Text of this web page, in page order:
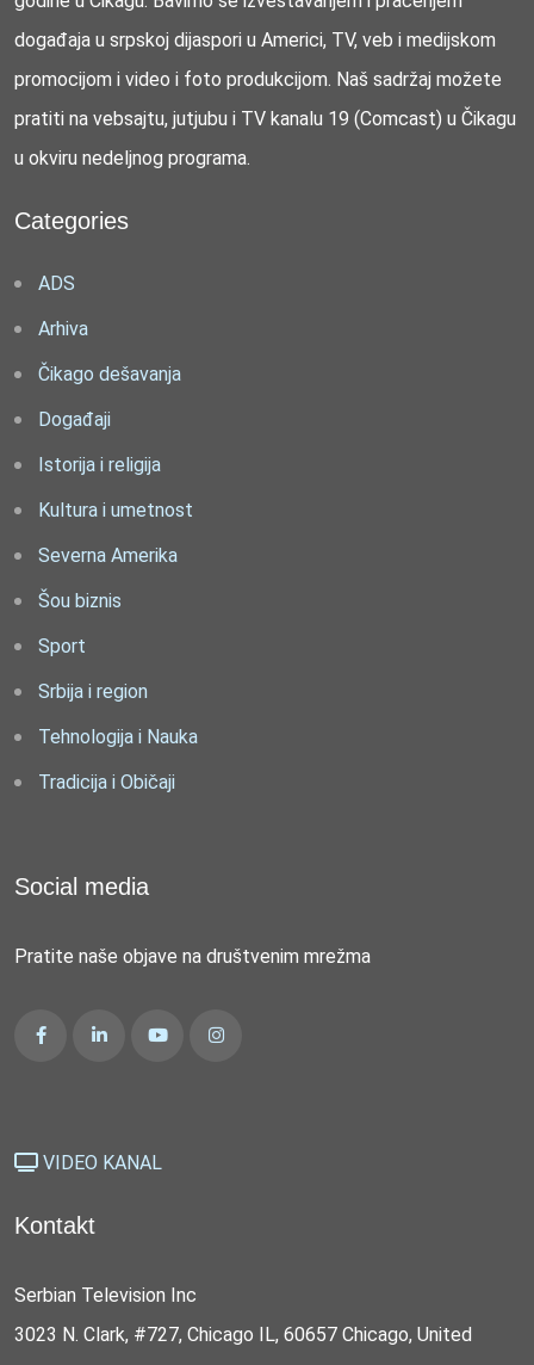
događaja u srpskoj dijaspori u Americi, TV, veb i medijskom
promocijom i video i foto produkcijom. Naš sadržaj možete
pratiti na vebsajtu, jutjubu i TV kanalu 19 (Comcast) u Čikagu
u okviru nedeljnog programa.
Categories
ADS
Arhiva
Čikago dešavanja
Događaji
Istorija i religija
Kultura i umetnost
Severna Amerika
Šou biznis
Sport
Srbija i region
Tehnologija i Nauka
Tradicija i Običaji
Social media
Pratite naše objave na društvenim mrežma
VIDEO KANAL
Kontakt
Serbian Television Inc
3023 N. Clark, #727, Chicago IL, 60657 Chicago, United